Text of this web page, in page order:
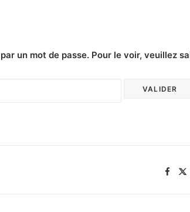
un mot de passe. Pour le voir, veuillez